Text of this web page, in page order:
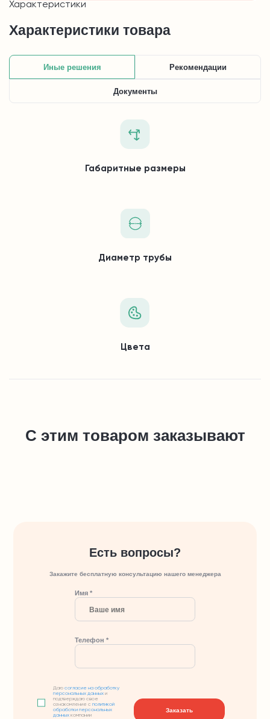
Характеристики
Характеристики товара
Иные решения Рекомендации
Документы
Габаритные размеры
Диаметр трубы
Цвета
С этим товаром заказывают
Есть вопросы?
Закажите бесплатную консультацию нашего менеджера
Имя *
Телефон *
Даюсогласие на обработку
персональных данных и
подтверждаю свое
ознакомление сполитикой
обработки персональных
данных компании
Заказать